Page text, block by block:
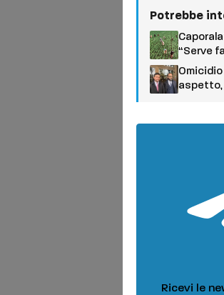
Potrebbe
“Serve
aspetto,
Ricevi le